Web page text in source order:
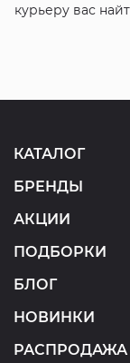
курьеру вас
КАТАЛОГ
БРЕНДЫ
АКЦИИ
ПОДБОРКИ
БЛОГ
НОВИНКИ
РАСПРОДАЖА